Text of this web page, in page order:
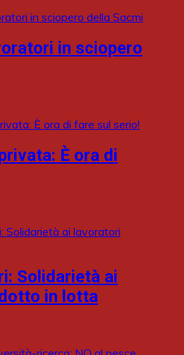
in sciopero
È ora di
Solidarietà ai
in lotta